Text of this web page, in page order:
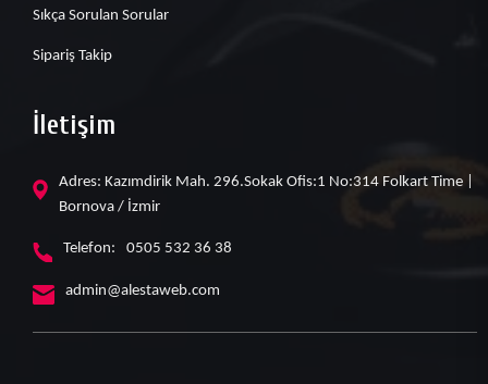
Sıkça Sorulan Sorular
Sipariş Takip
İletişim
Adres: Kazımdirik Mah. 296.Sokak Ofis:1 No:314 Folkart Time |
Bornova / İzmir
Telefon: 0505 532 36 38
admin@alestaweb.com